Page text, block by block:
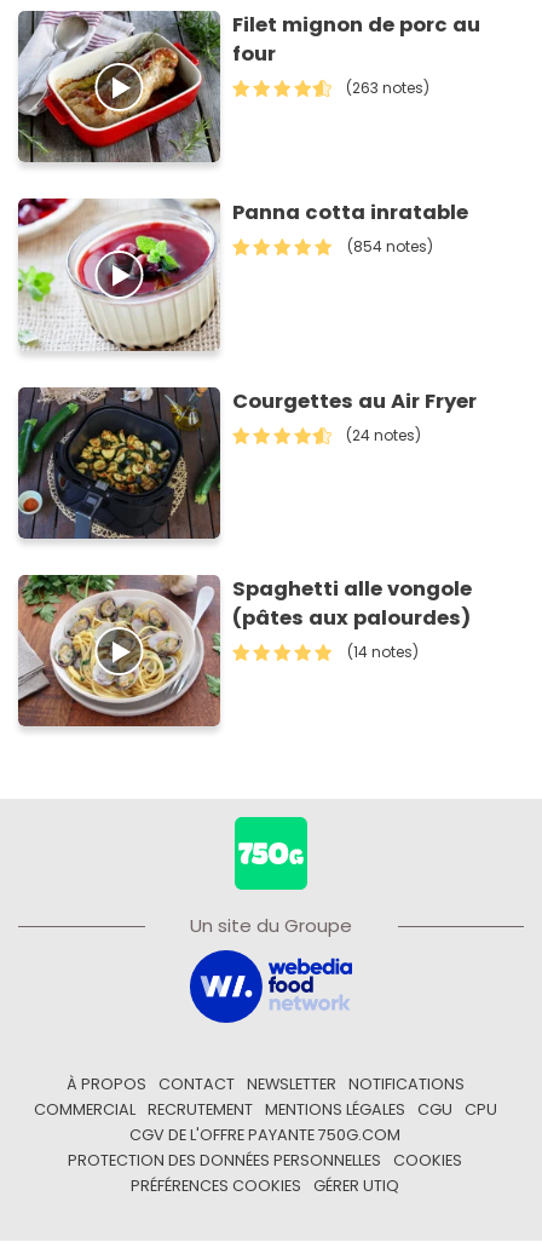
Filet mignon de porc au
four
(263 notes)
Panna cotta inratable
(854 notes)
Courgettes au Air Fryer
(24 notes)
Spaghetti alle vongole
(pâtes aux palourdes)
(14 notes)
Un site du Groupe
À PROPOS CONTACT NEWSLETTER
NOTIFICATIONS
COMMERCIAL
RECRUTEMENT MENTIONS LÉGALES CGU
CPU
CGV DE L'OFFRE PAYANTE 750G.COM
PROTECTION DES DONNÉES PERSONNELLES
COOKIES
PRÉFÉRENCES COOKIES
GÉRER UTIQ